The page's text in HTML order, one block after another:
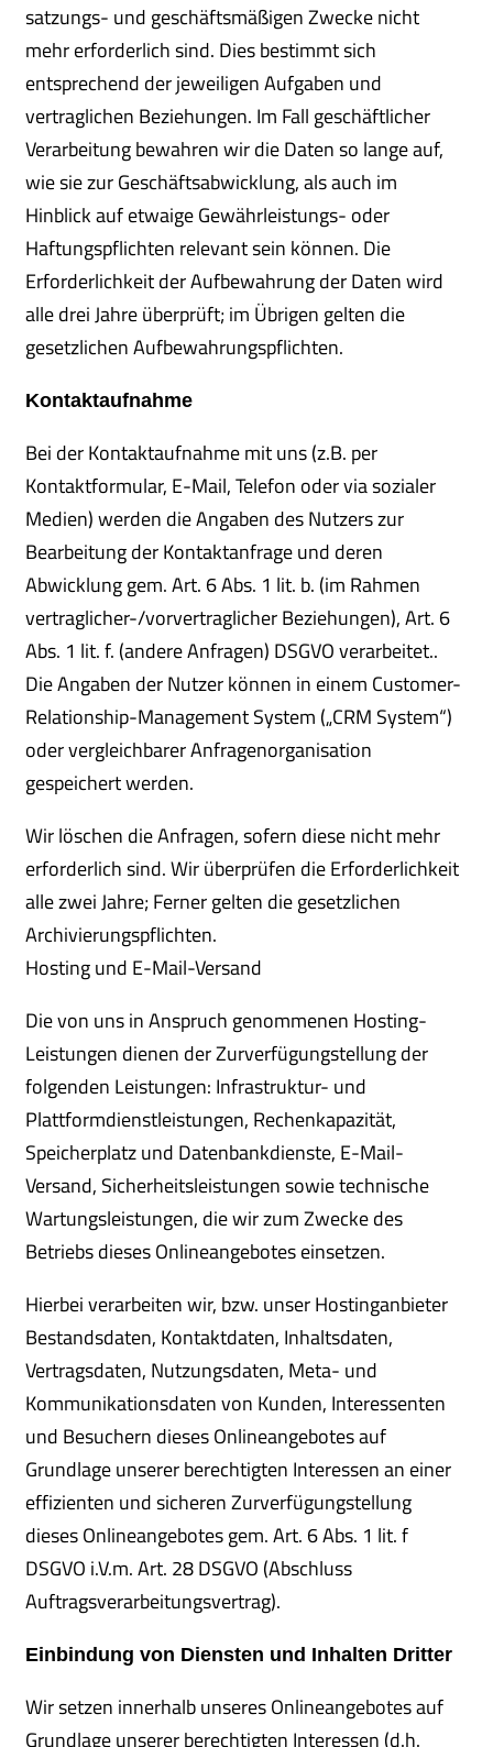
satzungs- und geschäftsmäßigen Zwecke nicht
mehr erforderlich sind. Dies bestimmt sich
entsprechend der jeweiligen Aufgaben und
vertraglichen Beziehungen. Im Fall geschäftlicher
Verarbeitung bewahren wir die Daten so lange auf,
wie sie zur Geschäftsabwicklung, als auch im
Hinblick auf etwaige Gewährleistungs- oder
Haftungspflichten relevant sein können. Die
Erforderlichkeit der Aufbewahrung der Daten wird
alle drei Jahre überprüft; im Übrigen gelten die
gesetzlichen Aufbewahrungspflichten.
Kontaktaufnahme
Bei der Kontaktaufnahme mit uns (z.B. per
Kontaktformular, E-Mail, Telefon oder via sozialer
Medien) werden die Angaben des Nutzers zur
Bearbeitung der Kontaktanfrage und deren
Abwicklung gem. Art. 6 Abs. 1 lit. b. (im Rahmen
vertraglicher-/vorvertraglicher Beziehungen), Art. 6
Abs. 1 lit. f. (andere Anfragen) DSGVO verarbeitet..
Die Angaben der Nutzer können in einem Customer-
Relationship-Management System („CRM System“)
oder vergleichbarer Anfragenorganisation
gespeichert werden.
Wir löschen die Anfragen, sofern diese nicht mehr
erforderlich sind. Wir überprüfen die Erforderlichkeit
alle zwei Jahre; Ferner gelten die gesetzlichen
Archivierungspflichten.
Hosting und E-Mail-Versand
Die von uns in Anspruch genommenen Hosting-
Leistungen dienen der Zurverfügungstellung der
folgenden Leistungen: Infrastruktur- und
Plattformdienstleistungen, Rechenkapazität,
Speicherplatz und Datenbankdienste, E-Mail-
Versand, Sicherheitsleistungen sowie technische
Wartungsleistungen, die wir zum Zwecke des
Betriebs dieses Onlineangebotes einsetzen.
Hierbei verarbeiten wir, bzw. unser Hostinganbieter
Bestandsdaten, Kontaktdaten, Inhaltsdaten,
Vertragsdaten, Nutzungsdaten, Meta- und
Kommunikationsdaten von Kunden, Interessenten
und Besuchern dieses Onlineangebotes auf
Grundlage unserer berechtigten Interessen an einer
effizienten und sicheren Zurverfügungstellung
dieses Onlineangebotes gem. Art. 6 Abs. 1 lit. f
DSGVO i.V.m. Art. 28 DSGVO (Abschluss
Auftragsverarbeitungsvertrag).
Einbindung von Diensten und Inhalten Dritter
Wir setzen innerhalb unseres Onlineangebotes auf
Grundlage unserer berechtigten Interessen (d.h.